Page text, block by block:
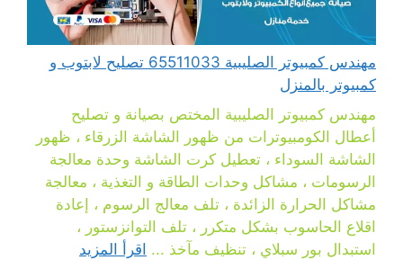
مهندس كمبيوتر الصليبية 65511033 تصليح لابتوب و
كمبيوتر بالمنزل
مهندس كمبيوتر الصليبية المختص بصيانة و تصليح
أعطال الكومبيوترات من ظهور الشاشة الزرقاء ، ظهور
الشاشة السوداء ، تعطيل كرت الشاشة وحدة معالجة
الرسومات ، مشاكل وحدات الطاقة و التغذية ، معالجة
مشاكل الحرارة الزائدة ، تلف معالج الرسوم ، إعادة
اقلاع الحاسوب بشكل متكرر ، تلف التوانزستور ،
استبدال بور سبلاي ، تنظيف مآخذ ... اقرأ المزيد